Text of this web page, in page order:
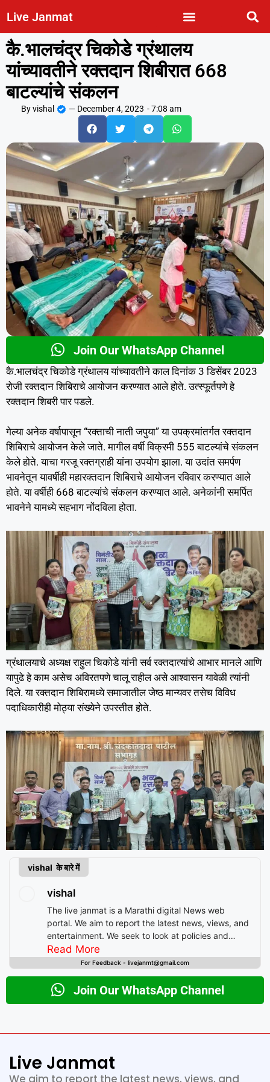
Live Janmat
कै.भालचंद्र चिकोडे ग्रंथालय
यांच्यावतीने रक्तदान शिबीरात 668
बाटल्यांचे संकलन
Byvishal — December 4, 2023 -7:08 am
Join Our WhatsApp Channel
कै.भालचंद्र चिकोडे ग्रंथालय यांच्यावतीने काल दिनांक 3 डिसेंबर 2023
रोजी रक्तदान शिबिराचे आयोजन करण्यात आले होते. उत्स्फूर्तपणे हे
रक्तदान शिबरी पार पडले.
गेल्या अनेक वर्षापासून “रक्ताची नाती जपुया” या उपक्रमांतर्गत रक्तदान
शिबिराचे आयोजन केले जाते. मागील वर्षी विक्रमी 555 बाटल्यांचे संकलन
केले होते. याचा गरजू रक्तग्राही यांना उपयोग झाला. या उदांत समर्पण
भावनेतून यावर्षीही महारक्तदान शिबिराचे आयोजन रविवार करण्यात आले
होते. या वर्षीही 668 बाटल्यांचे संकलन करण्यात आले. अनेकांनी समर्पित
भावनेने यामध्ये सहभाग नोंदविला होता.
ग्रंथालयाचे अध्यक्ष राहुल चिकोडे यांनी सर्व रक्तदात्यांचे आभार मानले आणि
यापुढे हे काम असेच अविरतपणे चालू राहील असे आश्वासन यावेळी त्यांनी
दिले. या रक्तदान शिबिरामध्ये समाजातील जेष्ठ मान्यवर तसेच विविध
पदाधिकारीही मोठ्या संख्येने उपस्तीत होते.
vishal के बारे में
vishal
The live janmat is a Marathi digital News web
portal. We aim to report the latest news, views, and
entertainment. We seek to look at policies and
decision-making from the perspective of people.
Read More
For Feedback - livejanmt@gmail.com
Join Our WhatsApp Channel
Live Janmat